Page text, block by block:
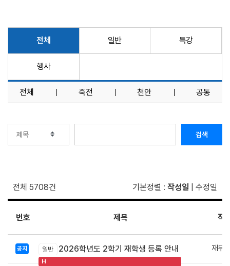
전체 일반 특강
행사
전체 죽전 천안 공통
검색
전체 5708건 기본정렬 : 작성일 수정일
번호 제목 작
공지 일반 2026학년도 2학기 재학생 등록 안내
H
재무